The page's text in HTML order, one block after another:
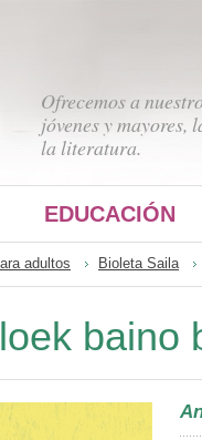
Ofrecemos a
jóvenes y mayores,
la literatura.
EDUCACIÓN
adultos Bioleta Saila
baino